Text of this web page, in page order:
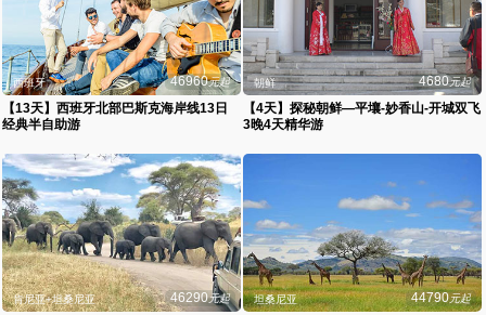
46960元起
西班牙
【13天】西班牙北部巴斯克海岸线13日
经典半自助游
4680元起
朝鲜
【4天】探秘朝鲜—平壤-妙香山-开城双飞
3晚4天精华游
46290元起
肯尼亚+坦桑尼亚 44790元起
坦桑尼亚